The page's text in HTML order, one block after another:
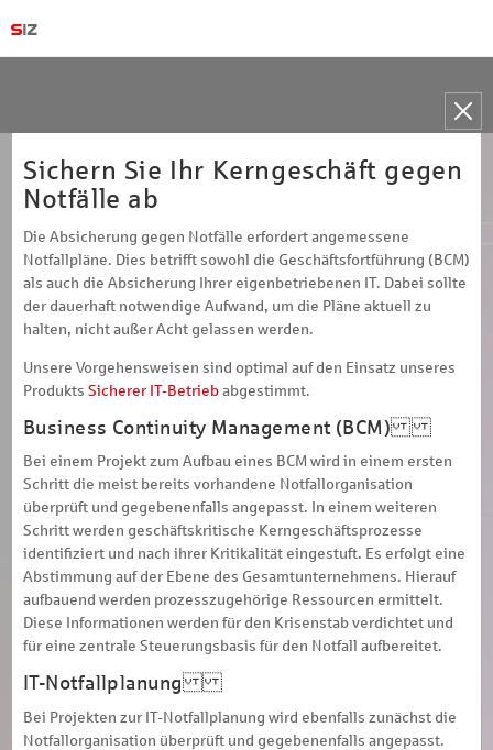
Toggle
Sichern Sie Ihr Kerngeschäft gegen
Notfälle ab
Die Absicherung gegen Notfälle erfordert angemessene
Notfallpläne. Dies betrifft sowohl die Geschäftsfortführung (BCM)
als auch die Absicherung Ihrer eigenbetriebenen IT. Dabei sollte
der dauerhaft notwendige Aufwand, um die Pläne aktuell zu
halten, nicht außer Acht gelassen werden.
Unsere Vorgehensweisen sind optimal auf den Einsatz unseres
Produkts Sicherer IT-Betrieb abgestimmt.
Business Continuity Management (BCM)
Bei einem Projekt zum Aufbau eines BCM wird in einem ersten
Schritt die meist bereits vorhandene Notfallorganisation
überprüft und gegebenenfalls angepasst. In einem weiteren
Schritt werden geschäftskritische Kerngeschäftsprozesse
identifiziert und nach ihrer Kritikalität eingestuft. Es erfolgt eine
Abstimmung auf der Ebene des Gesamtunternehmens. Hierauf
aufbauend werden prozesszugehörige Ressourcen ermittelt.
Diese Informationen werden für den Krisenstab verdichtet und
für eine zentrale Steuerungsbasis für den Notfall aufbereitet.
IT-Notfallplanung
Bei Projekten zur IT-Notfallplanung wird ebenfalls zunächst die
Notfallorganisation überprüft und gegebenenfalls angepasst.